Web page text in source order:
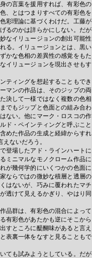
の言葉を援用すれば、有彩色の
、とはつまりすべての有彩色を
彩理論に基づくわけだ。工藤が
るのかは詳らかにしない。だが
なイリュージョンの創出可能性
る。イリュージョンとは、黒い
かな色相の差異性の感覚をもた
イリュージョンを現出させもす
ティングを想起することもでき
マンの作品は、そのジップの両
決して一様ではなく複数の色相
でもジップと色面との組み合わ
ない。他にマーク・ロスコの作
ド・ペインティングと呼ぶこと
めた作品の生成と経緯からすれ
ないだろう。
登場したアド・ラインハートに
ミニマルなモノクローム作品に
が幾何学的にいくつかの色面に
ならではの微妙な積層と透層の
はないが、巧みに覆われたマチ
透けて見えるかぎり、やはり同
品群は、有彩色の混合によって
有彩色があたかも逆にそこから
すところに醍醐味があると言え
表裏一体をなすと見ることもで
ても試みようとしている。だが